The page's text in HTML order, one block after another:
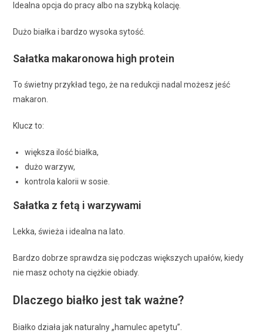
Idealna opcja do pracy albo na szybką kolację.
Dużo białka i bardzo wysoka sytość.
Sałatka makaronowa high protein
To świetny przykład tego, że na redukcji nadal możesz jeść
makaron.
Klucz to:
większa ilość białka,
dużo warzyw,
kontrola kalorii w sosie.
Sałatka z fetą i warzywami
Lekka, świeża i idealna na lato.
Bardzo dobrze sprawdza się podczas większych upałów, kiedy
nie masz ochoty na ciężkie obiady.
Dlaczego białko jest tak ważne?
Białko działa jak naturalny „hamulec apetytu”.